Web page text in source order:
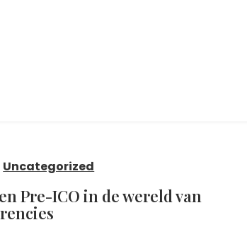
Uncategorized
Pre-ICO in de wereld van